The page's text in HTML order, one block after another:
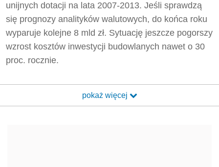
unijnych dotacji na lata 2007-2013. Jeśli sprawdzą
się prognozy analityków walutowych, do końca roku
wyparuje kolejne 8 mld zł. Sytuację jeszcze pogorszy
wzrost kosztów inwestycji budowlanych nawet o 30
proc. rocznie.
pokaż więcej